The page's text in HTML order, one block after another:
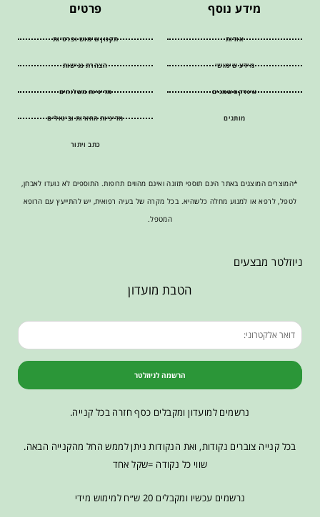
מידע נוסף
אודות
מידע שימושי
אינדקס שמנים
מותגים
פרטים
תקנון שימוש ופרטיות
הצהרת נגישות
מדיניות משלוחים
מדיניות החזרות וביטולים
כתב ויתור
*המוצרים המוצגים באתר הינם תוספי תזונה ואינם מהווים תרופות. התוספים לא נועדו לאבחן,
לטפל, לרפא או למנוע מחלה כלשהיא. בכל מקרה של בעיה רפואית, יש להתייעץ עם הרופא
המטפל.
ניוזלטר מבצעים
הטבת מועדון
הרשמה לניוזלטר
נרשמים למועדון ומקבלים כסף חזרה בכל קנייה.
בכל קנייה צוברים נקודות, ואת הנקודות ניתן לממש החל מהקנייה הבאה.
שווי כל נקודה =שקל אחד
נרשמים עכשיו ומקבלים 20 ש״ח למימוש מידי